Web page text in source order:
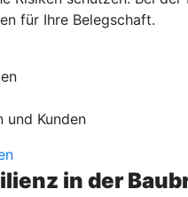
für Ihre Belegschaft.
und Kunden
in der